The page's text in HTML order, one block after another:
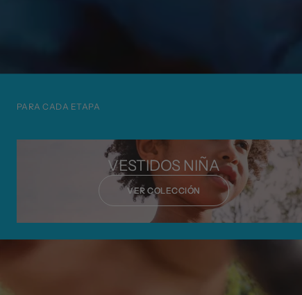
PARA CADA ETAPA
VESTIDOS NIÑA
VER COLECCIÓN